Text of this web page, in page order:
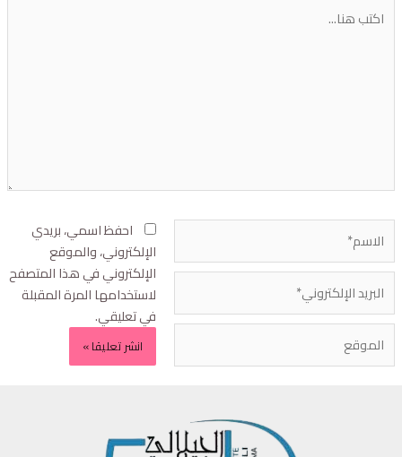
احفظ اسمي، بريدي
الإلكتروني، والموقع
الإلكتروني في هذا المتصفح
لاستخدامها المرة المقبلة
في تعليقي.